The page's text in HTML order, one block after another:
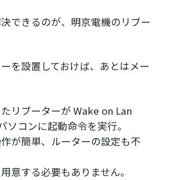
できるのが、明京電機のリブー
を設置しておけば、あとはメー
リブーターが Wake on Lan
ソコンに起動命令を実行。
が簡単、ルーターの設定も不
意する必要もありません。